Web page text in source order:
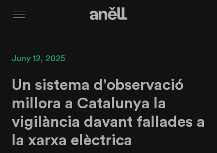
Menú
Juny 12, 2025
Un sistema d’observació
millora a Catalunya la
vigilància davant fallades a
la xarxa elèctrica